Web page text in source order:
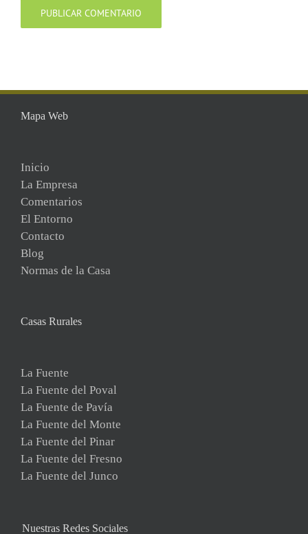
Mapa Web
Inicio
La Empresa
Comentarios
El Entorno
Contacto
Blog
Normas de la Casa
Casas Rurales
La Fuente
La Fuente del Poval
La Fuente de Pavía
La Fuente del Monte
La Fuente del Pinar
La Fuente del Fresno
La Fuente del Junco
Nuestras Redes Sociales